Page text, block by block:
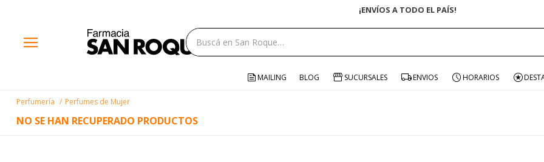
¡ENVÍOS A TODO EL PAÍS!
menu
MAILING BLOG SUCURSALES ENVIOS HORARIOS
Perfumería Perfumes de Mujer
NO SE HAN RECUPERADO PRODUCTOS
close
storefront
help